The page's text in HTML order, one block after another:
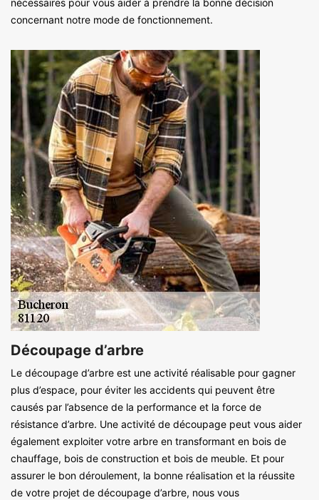
nécessaires pour vous aider à prendre la bonne décision
concernant notre mode de fonctionnement.
Découpage d’arbre
Le découpage d’arbre est une activité réalisable pour gagner
plus d’espace, pour éviter les accidents qui peuvent être
causés par l’absence de la performance et la force de
résistance d’arbre. Une activité de découpage peut vous aider
également exploiter votre arbre en transformant en bois de
chauffage, bois de construction et bois de meuble. Et pour
assurer le bon déroulement, la bonne réalisation et la réussite
de votre projet de découpage d’arbre, nous vous